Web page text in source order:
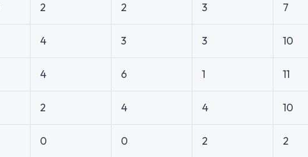
2 2 3 7
4 3 3 10
4 6 1 11
2 4 4 10
0 0 2 2